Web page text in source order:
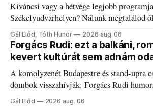
Kíváncsi vagy a hétvége legjobb
Székelyudvarhelyen? Nálunk megtalálod
a fogaddal, a fogorvosi ügyeletet is!
Gál Előd, Tóth Hunor 2026 aug. 06
Forgács Rudi: ezt a balkáni,
kevert kultúrát sem adnám
A komolyzenét Budapestre és stand-upra
dombok visszahívják: Forgács Rudi
és határokról.
Gál Előd 2026 aug. 06